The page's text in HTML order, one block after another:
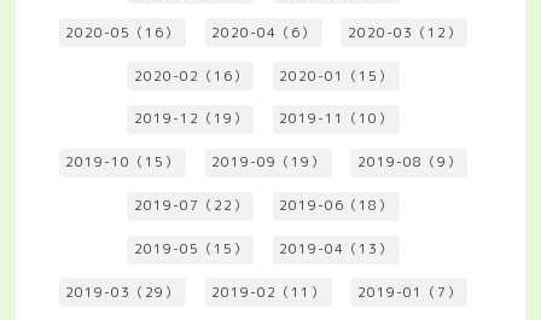
2020-05（16） 2020-04（6） 2020-03（12）
2020-02（16） 2020-01（15）
2019-12（19） 2019-11（10）
2019-10（15） 2019-09（19） 2019-08（9）
2019-07（22） 2019-06（18）
2019-05（15） 2019-04（13）
2019-03（29） 2019-02（11） 2019-01（7）